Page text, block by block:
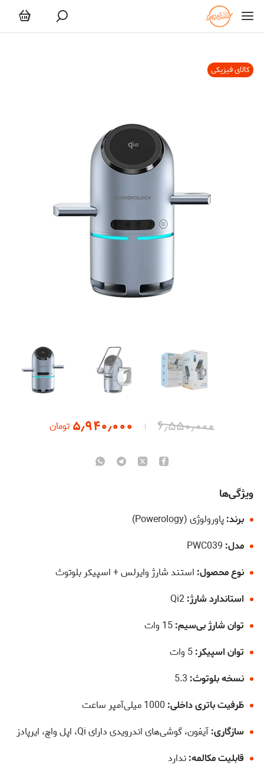
کالای فیزیکی
۶٫۵۵۰٫۰۰۰ ۵٫۹۴۰٫۰۰۰ تومان
ویژگی‌ها
برند:پاورولوژی (Powerology)
مدل:
نوع محصول: استند شارژ وایرلس + اسپیکر بلوتوث
استاندارد شارژ:
توان شارژ بی‌سیم:
توان اسپیکر:
نسخه بلوتوث:
ظرفیت باتری داخلی:
سازگاری:آیفون، گوشی‌های اندرویدی دارای Qi، اپل واچ، ایرپادز
قابلیت مکالمه:ندارد